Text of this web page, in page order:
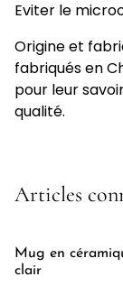
Eviter le
Origine et
fabriqués en
pour leur
qualité.
Articles
Mug en
clair